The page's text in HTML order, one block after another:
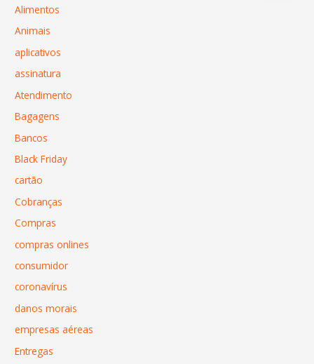
Alimentos
Animais
aplicativos
assinatura
Atendimento
Bagagens
Bancos
Black Friday
cartão
Cobranças
Compras
compras onlines
consumidor
coronavírus
danos morais
empresas aéreas
Entregas